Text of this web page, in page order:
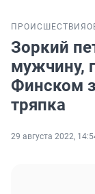
ПРОИСШЕСТВИЯ
Зоркий
мужчину,
Финском
тряпка
29 августа 2022,